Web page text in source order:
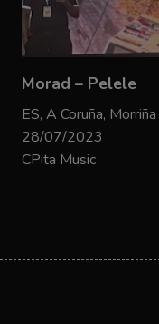
Morad – Pelele
ES, A Coruña,
28/07/2023
CPita Music